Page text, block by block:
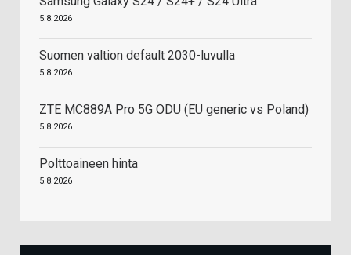
5.8.2026
Suomen valtion default 2030-luvulla
5.8.2026
ZTE MC889A Pro 5G ODU (EU generic vs Poland)
5.8.2026
Polttoaineen hinta
5.8.2026